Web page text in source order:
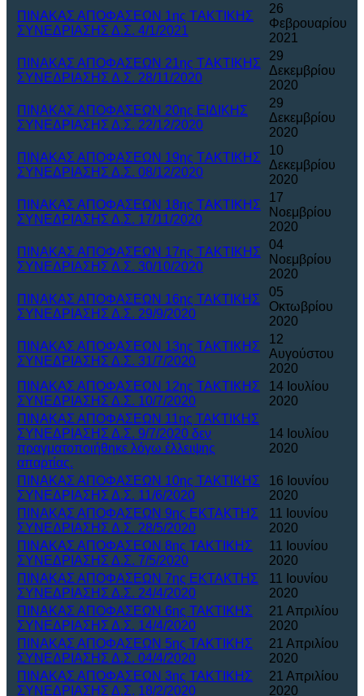
ΠΙΝΑΚΑΣ ΑΠΟΦΑΣΕΩΝ 1ης ΤAΚΤΙΚΗΣ
ΣΥΝΕΔΡΙΑΣΗΣ Δ.Σ. 4/1/2021
26
Φεβρουαρίου
2021
ΠΙΝΑΚΑΣ ΑΠΟΦΑΣΕΩΝ 21ης ΤAΚΤΙΚΗΣ
ΣΥΝΕΔΡΙΑΣΗΣ Δ.Σ. 28/11/2020
29
Δεκεμβρίου
2020
ΠΙΝΑΚΑΣ ΑΠΟΦΑΣΕΩΝ 20ης ΕΙΔΙΚΗΣ
ΣΥΝΕΔΡΙΑΣΗΣ Δ.Σ. 22/12/2020
29
Δεκεμβρίου
2020
ΠΙΝΑΚΑΣ ΑΠΟΦΑΣΕΩΝ 19ης ΤAΚΤΙΚΗΣ
ΣΥΝΕΔΡΙΑΣΗΣ Δ.Σ. 08/12/2020
10
Δεκεμβρίου
2020
ΠΙΝΑΚΑΣ ΑΠΟΦΑΣΕΩΝ 18ης ΤAΚΤΙΚΗΣ
ΣΥΝΕΔΡΙΑΣΗΣ Δ.Σ. 17/11/2020
17
Νοεμβρίου
2020
ΠΙΝΑΚΑΣ ΑΠΟΦΑΣΕΩΝ 17ης ΤAΚΤΙΚΗΣ
ΣΥΝΕΔΡΙΑΣΗΣ Δ.Σ. 30/10/2020
04
Νοεμβρίου
2020
ΠΙΝΑΚΑΣ ΑΠΟΦΑΣΕΩΝ 16ης ΤΑΚΤΙΚΗΣ
ΣΥΝΕΔΡΙΑΣΗΣ Δ.Σ. 29/9/2020
05
Οκτωβρίου
2020
ΠΙΝΑΚΑΣ ΑΠΟΦΑΣΕΩΝ 13ης ΤΑΚΤΙΚΗΣ
ΣΥΝΕΔΡΙΑΣΗΣ Δ.Σ. 31/7/2020
12
Αυγούστου
2020
ΠΙΝΑΚΑΣ ΑΠΟΦΑΣΕΩΝ 12ης ΤΑΚΤΙΚΗΣ
ΣΥΝΕΔΡΙΑΣΗΣ Δ.Σ. 10/7/2020
14 Ιουλίου
2020
ΠΙΝΑΚΑΣ ΑΠΟΦΑΣΕΩΝ 11ης ΤΑΚΤΙΚΗΣ
ΣΥΝΕΔΡΙΑΣΗΣ Δ.Σ. 9/7/2020 δεν
πραγματοποιήθηκε λόγω έλλειψης
απαρτίας.
14 Ιουλίου
2020
ΠΙΝΑΚΑΣ ΑΠΟΦΑΣΕΩΝ 10ης ΤΑΚΤΙΚΗΣ
ΣΥΝΕΔΡΙΑΣΗΣ Δ.Σ. 11/6/2020
16 Ιουνίου
2020
ΠΙΝΑΚΑΣ ΑΠΟΦΑΣΕΩΝ 9ης ΕΚΤΑΚΤΗΣ
ΣΥΝΕΔΡΙΑΣΗΣ Δ.Σ. 28/5/2020
11 Ιουνίου
2020
ΠΙΝΑΚΑΣ ΑΠΟΦΑΣΕΩΝ 8ης ΤΑΚΤΙΚΗΣ
ΣΥΝΕΔΡΙΑΣΗΣ Δ.Σ. 7/5/2020
11 Ιουνίου
2020
ΠΙΝΑΚΑΣ ΑΠΟΦΑΣΕΩΝ 7ης ΕΚΤΑΚΤΗΣ
ΣΥΝΕΔΡΙΑΣΗΣ Δ.Σ. 24/4/2020
11 Ιουνίου
2020
ΠΙΝΑΚΑΣ ΑΠΟΦΑΣΕΩΝ 6ης ΤΑΚΤΙΚΗΣ
ΣΥΝΕΔΡΙΑΣΗΣ Δ.Σ. 14/4/2020
21 Απριλίου
2020
ΠΙΝΑΚΑΣ ΑΠΟΦΑΣΕΩΝ 5ης ΤΑΚΤΙΚΗΣ
ΣΥΝΕΔΡΙΑΣΗΣ Δ.Σ. 04/4/2020
21 Απριλίου
2020
ΠΙΝΑΚΑΣ ΑΠΟΦΑΣΕΩΝ 3ης ΤΑΚΤΙΚΗΣ
ΣΥΝΕΔΡΙΑΣΗΣ Δ.Σ. 18/2/2020
21 Απριλίου
2020